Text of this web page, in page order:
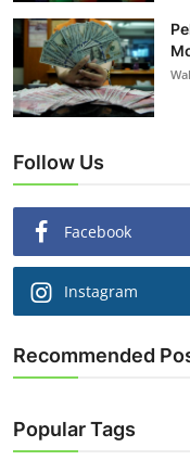
Follow Us
Facebook
Instagram
Recommended
Popular Tags